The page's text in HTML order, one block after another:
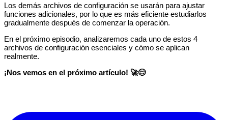
Los demás archivos de configuración se usarán para ajustar
funciones adicionales, por lo que es más eficiente estudiarlos
gradualmente después de comenzar la operación.
En el próximo episodio, analizaremos cada uno de estos 4
archivos de configuración esenciales y cómo se aplican
realmente.
¡Nos vemos en el próximo artículo! 🚀😊